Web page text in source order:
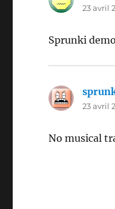
23 avril
Sprunki
23 avril
No musical